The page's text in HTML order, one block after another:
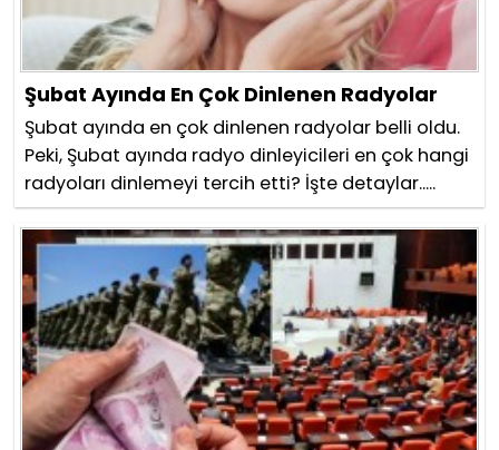
Şubat Ayında En Çok Dinlenen Radyolar
Şubat ayında en çok dinlenen radyolar belli oldu.
Peki, Şubat ayında radyo dinleyicileri en çok hangi
radyoları dinlemeyi tercih etti? İşte detaylar.....